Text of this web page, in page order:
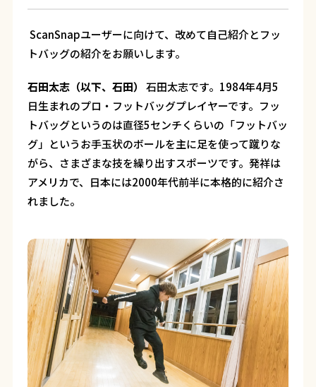
―― ScanSnapユーザーに向けて、改めて自己紹介とフッ
トバッグの紹介をお願いします。
石田太志（以下、石田）
石田太志です。1984年4月5
日生まれのプロ・フットバッグプレイヤーです。フッ
トバッグというのは直径5センチくらいの「フットバッ
グ」というお手玉状のボールを主に足を使って蹴りな
がら、さまざまな技を繰り出すスポーツです。発祥は
アメリカで、日本には2000年代前半に本格的に紹介さ
れました。